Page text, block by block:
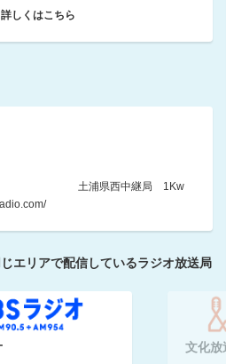
ス！
詳しくはこちら
土浦県西中継局 1Kw
エリアで配信しているラジオ放送局
文化放